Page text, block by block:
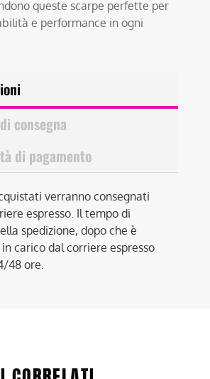
queste scarpe perfette per
e performance in ogni
consegna
di pagamento
verranno consegnati
espresso. Il tempo di
spedizione, dopo che è
carico dal corriere espresso
48 ore.